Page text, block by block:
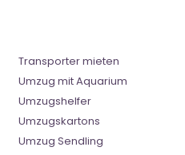
Transporter mieten
Umzug mit Aquarium
Umzugshelfer
Umzugskartons
Umzug Sendling